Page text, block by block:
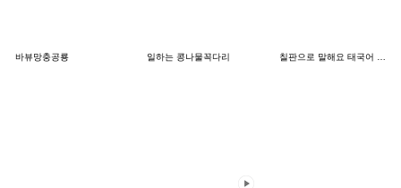
바뷰망충공룡 일하는 콩나물꼭다리 칠판으로 말해요 태국어 한국어 (TH-KR)